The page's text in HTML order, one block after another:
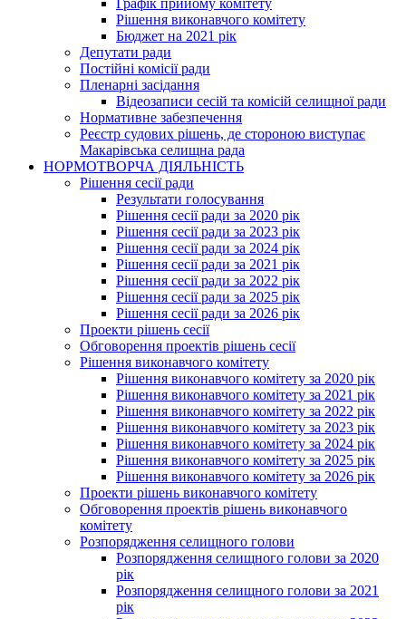
Графік прийому комітету
Рішення виконавчого комітету
Бюджет на 2021 рік
Депутати ради
Постійні комісії ради
Пленарні засідання
Відеозаписи сесій та комісій селищної ради
Нормативне забезпечення
Реєстр судових рішень, де стороною виступає
Макарівська селищна рада
НОРМОТВОРЧА ДІЯЛЬНІСТЬ
Рішення сесії ради
Результати голосування
Рішення сесії ради за 2020 рік
Рішення сесії ради за 2023 рік
Рішення сесії ради за 2024 рік
Рішення сесії ради за 2021 рік
Рішення сесії ради за 2022 рік
Рішення сесії ради за 2025 рік
Рішення сесії ради за 2026 рік
Проекти рішень сесії
Обговорення проектів рішень сесії
Рішення виконавчого комітету
Рішення виконавчого комітету за 2020 рік
Рішення виконавчого комітету за 2021 рік
Рішення виконавчого комітету за 2022 рік
Рішення виконавчого комітету за 2023 рік
Рішення виконавчого комітету за 2024 рік
Рішення виконавчого комітету за 2025 рік
Рішення виконавчого комітету за 2026 рік
Проекти рішень виконавчого комітету
Обговорення проектів рішень виконавчого
комітету
Розпорядження селищного голови
Розпорядження селищного голови за 2020
рік
Розпорядження селищного голови за 2021
рік